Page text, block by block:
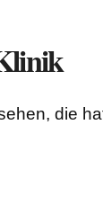
die